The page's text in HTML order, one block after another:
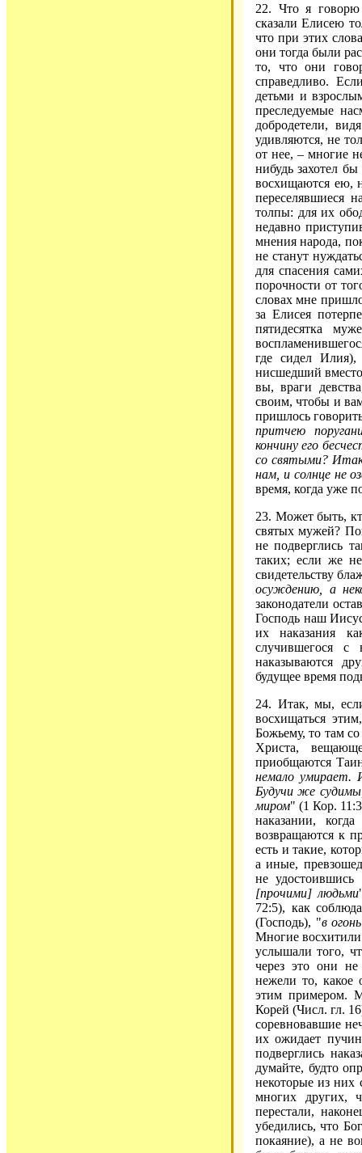
22. Что я
сказали Елисею
что при этих
они тогда были
то, что они
справедливо.
детьми и
преследуемые
добродетели,
удивляются, не
от нее, – многие
нибудь захотел
восхищаются ею,
переселявшиеся
толпы: для их
недавно
мнения народа,
не станут
для спасения
порочности от
словах мне
за Елисея
пятидесятка
где сидел
нисшедший вместо
вы, враги
своим, чтобы и
пришлось
притчею
кончину его
со святыми?
нам, и солнце не
время, когда уже
23. Может быть,
святых мужей?
не подверглись
таких; если же
свидетельству
осуждению, а
законодатели
Господь наш
их наказания
случившегося
наказываются
будущее время
24. Итак, мы,
восхищаться
Божьему, то там
Христа,
приобщаются
немало умирает.
Будучи же
миром" (1 Кор.
наказании,
возвращаются к
есть и такие,
а иные,
не удостоившись
[прочими] людьми
72:5), как
(Господь), "в
Многие восхитили
услышали того,
через это они не
нежели то, какое
этим примером.
Корей (Числ. гл.
соревновавшие
их ожидает
подверглись
думайте, будто
некоторые из
многих других,
перестали,
убедились, что
покаяние), а не